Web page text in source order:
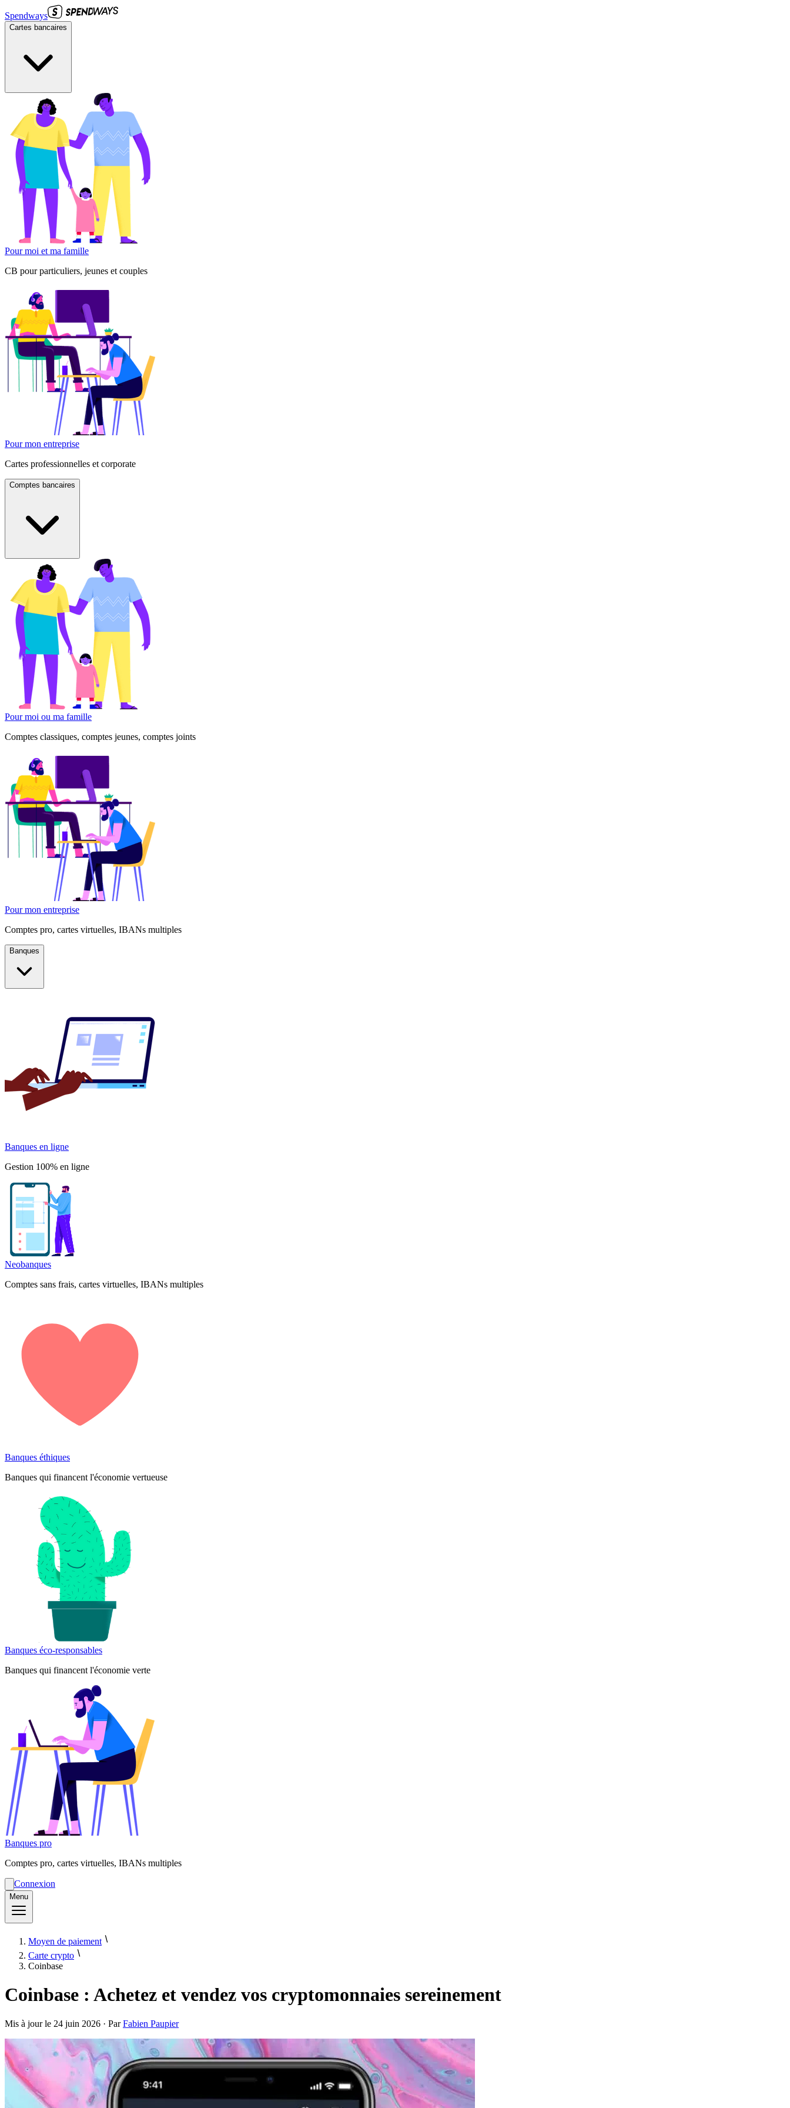
Spendways
Cartes bancaires
Pour moi et ma famille
CB pour particuliers, jeunes et couples
Pour mon entreprise
Cartes professionnelles et corporate
Comptes bancaires
Pour moi ou ma famille
Comptes classiques, comptes jeunes, comptes joints
Pour mon entreprise
Comptes pro, cartes virtuelles, IBANs multiples
Banques
Banques en ligne
Gestion 100% en ligne
Neobanques
Comptes sans frais, cartes virtuelles, IBANs multiples
Banques éthiques
Banques qui financent l'économie vertueuse
Banques éco-responsables
Banques qui financent l'économie verte
Banques pro
Comptes pro, cartes virtuelles, IBANs multiples
Connexion
Menu
Moyen de paiement
Carte crypto
Coinbase
Coinbase : Achetez et vendez vos cryptomonnaies sereinement
Mis à jour le 24 juin 2026 · ParFabien Paupier